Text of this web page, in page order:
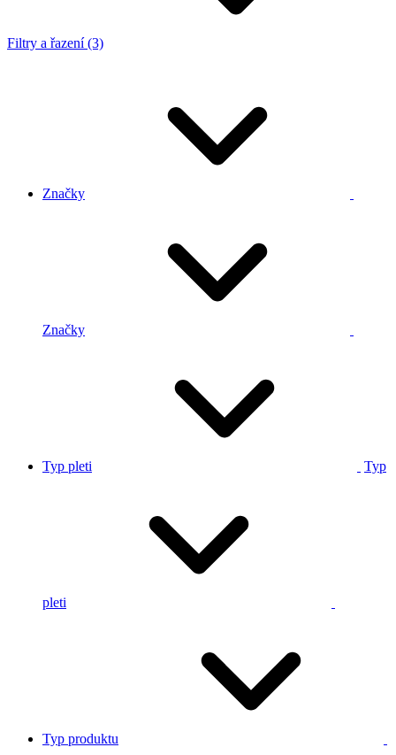
Filtry a řazení (3)
Značky
Značky
Typ pleti Typ
pleti
Typ produktu